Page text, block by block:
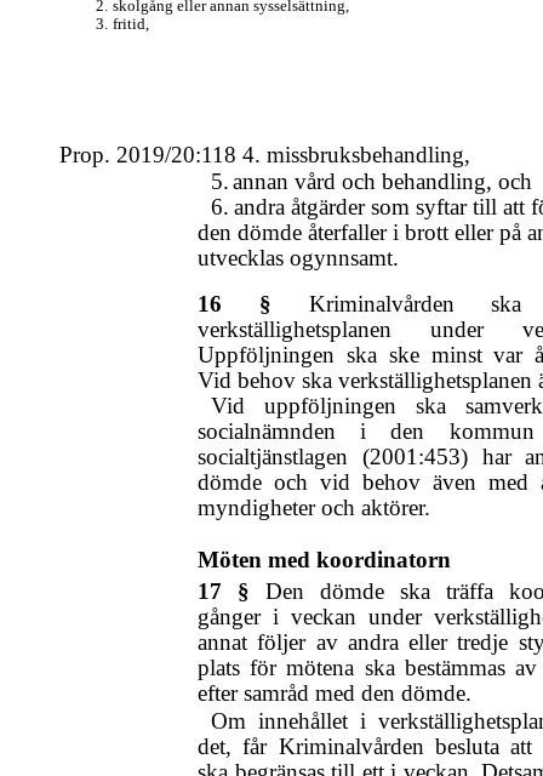
2. skolgång eller annan sysselsättning,
3. fritid,
Prop. 2019/20:118 4. missbruksbehandling,
5.annan vård och behandling, och
6. andra åtgärder som syftar till att
den dömde återfaller i brott eller på
utvecklas ogynnsamt.
16 § Kriminalvården
verkställighetsplanen under
Uppföljningen ska ske minst var
Vid behov ska verkställighetsplanen
Vid uppföljningen ska
socialnämnden i den
socialtjänstlagen (2001:453) har
dömde och vid behov även med
myndigheter och aktörer.
Möten med koordinatorn
17 § Den dömde ska träffa
gånger i veckan under
annat följer av andra eller tredje
plats för mötena ska bestämmas
efter samråd med den dömde.
Om innehållet i
det, får Kriminalvården besluta att